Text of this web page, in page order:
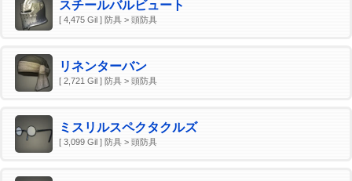
スチールバルビュート
[ 4,475 Gil ] 防具 > 頭防具
リネンターバン
[ 2,721 Gil ] 防具 > 頭防具
ミスリルスペクタクルズ
[ 3,099 Gil ] 防具 > 頭防具